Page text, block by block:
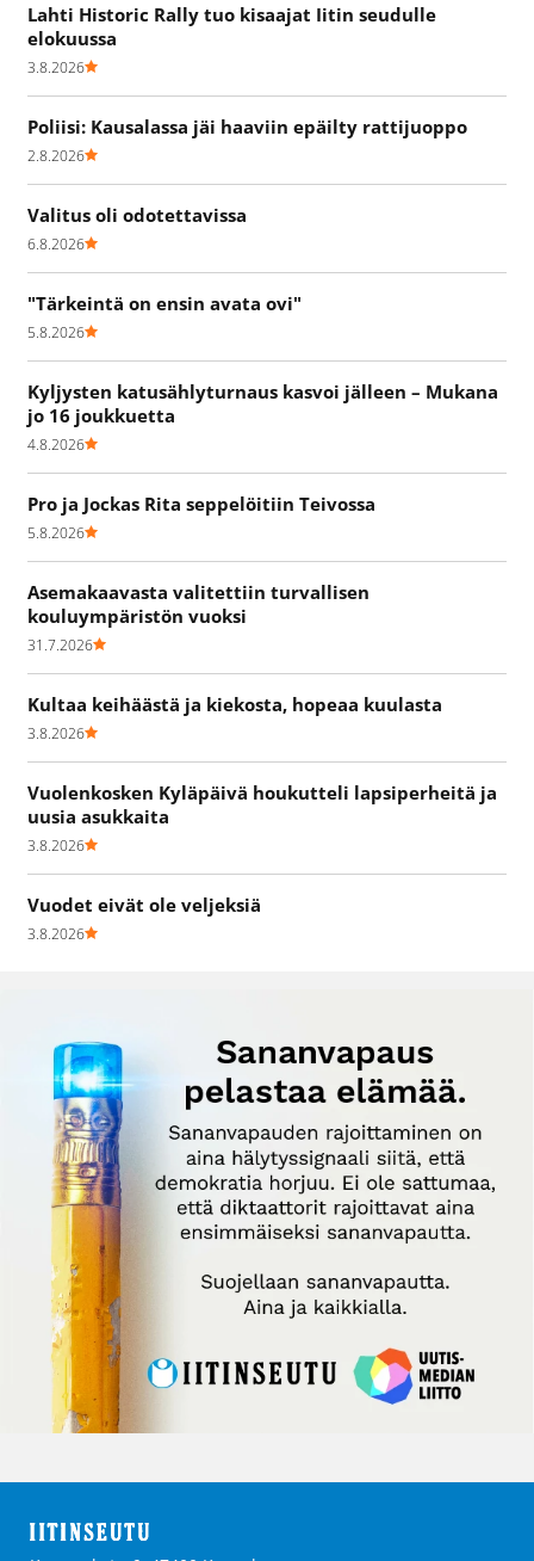
Lahti Historic Rally tuo kisaajat Iitin seudulle
elokuussa
3.8.2026
Poliisi: Kausalassa jäi haaviin epäilty rattijuoppo
2.8.2026
Valitus oli odotettavissa
6.8.2026
"Tärkeintä on ensin avata ovi"
5.8.2026
Kyljysten katusählyturnaus kasvoi jälleen – Mukana
jo 16 joukkuetta
4.8.2026
Pro ja Jockas Rita seppelöitiin Teivossa
5.8.2026
Asemakaavasta valitettiin turvallisen
kouluympäristön vuoksi
31.7.2026
Kultaa keihäästä ja kiekosta, hopeaa kuulasta
3.8.2026
Vuolenkosken Kyläpäivä houkutteli lapsiperheitä ja
uusia asukkaita
3.8.2026
Vuodet eivät ole veljeksiä
3.8.2026